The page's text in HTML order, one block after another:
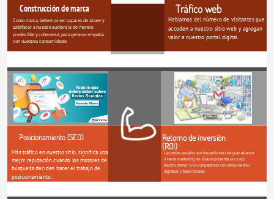
Tráfico web
Construcción de marca
Hablamos del número de visitantes que
acceden a nuestro sitio web y agregan
valor a nuestro portal digital.
Como marca, debemos ser capaces de atraer y
satisfacer a nuestra audiencia de manera
predecible y coherente, para generar empatía
con nuestros consumidores
Posicionamiento (SEO) Retorno de inversión
(ROI)
Más tráfico en nuestro sitio, significa una
mejor reputación cuando los motores de
búsqueda deciden hacer el trabajo de
posicionamiento.
Las redes sociales son herramientas de gran alcance
y hacer marketing en ellas representa un costo
mucho menor si lo comparamos con otros medios
digitales y tradicionales